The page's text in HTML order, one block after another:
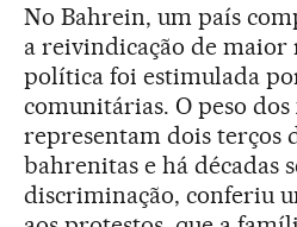
No Bahrein, um país
a reivindicação de
política foi estimulada
comunitárias. O peso
representam dois terços
bahrenitas e há décadas
discriminação, conferiu